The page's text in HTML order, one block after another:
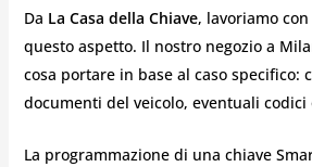
Da La Casa della Chiave, lavoriamo
questo aspetto. Il nostro negozio a
cosa portare in base al caso specifico:
documenti del veicolo, eventuali
La programmazione di una chiave